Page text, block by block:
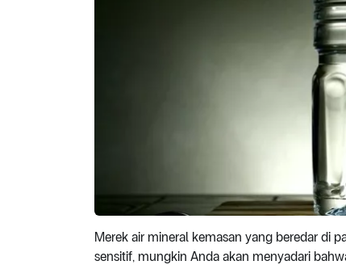
Merek air mineral kemasan yang beredar di
sensitif, mungkin Anda akan menyadari